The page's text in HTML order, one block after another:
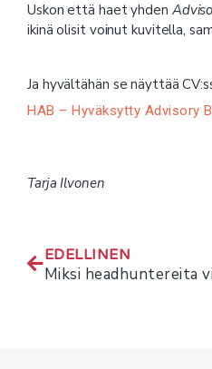
Uskon että haet yhden
ikinä olisit voinut kuvitella,
Ja hyvältähän se näyttää
HAB – Hyväksytty Advisory
Tarja Ilvonen
EDELLINEN